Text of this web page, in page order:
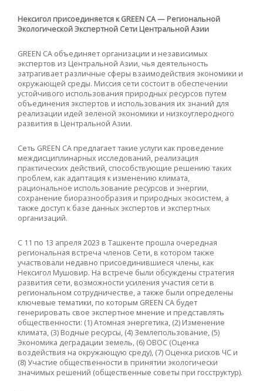
Нексигол присоединяется к GREEN CA — Региональной
Экологической Экспертной Сети Центральной Азии
GREEN CA объединяет организации и независимых
экспертов из Центральной Азии, чья деятельность
затрагивает различные сферы взаимодействия экономики и
окружающей среды. Миссия сети состоит в обеспечении
устойчивого использования природных ресурсов путем
объединения экспертов и использования их знаний для
реализации идей зеленой экономики и низкоуглеродного
развития в Центральной Азии.
Сеть GREEN CA предлагает такие услуги как проведение
междисциплинарных исследований, реализация
практических действий, способствующие решению таких
проблем, как адаптация к изменению климата,
рациональное использование ресурсов и энергии,
сохранение биоразнообразия и природных экосистем, а
также доступ к базе данных экспертов и экспертных
организаций.
С 11 по 13 апреля 2023 в Ташкенте прошла очередная
региональная встреча членов Сети, в котором также
участвовали недавно присоединившиеся члены, как
Нексигол Мушовир. На встрече были обсуждены стратегия
развития сети, возможности усиления участия сети в
региональном сотрудничестве, а также были определены
ключевые тематики, по которым GREEN CA будет
генерировать свое экспертное мнение и представлять
общественности: (1) Атомная энергетика, (2) Изменение
климата, (3) Водные ресурсы, (4) Землепользование, (5)
Экономика деградации земель, (6) ОВОС (Оценка
воздействия на окружающую среду), (7) Оценка рисков ЧС и
(8) Участие общественности в принятии экологически
значимых решений (общественные советы при госструктур).